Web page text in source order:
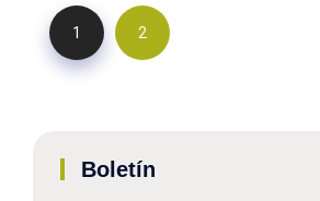
1 2
Boletín